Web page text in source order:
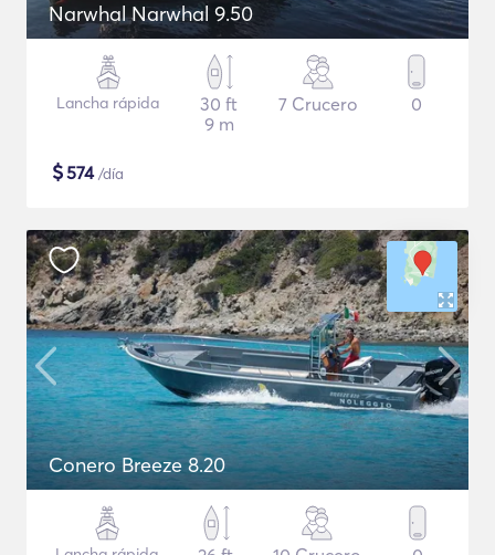
Narwhal Narwhal 9.50
Lancha rápida
30 ft
9 m
7 Crucero 0
$574/día
Conero Breeze 8.20